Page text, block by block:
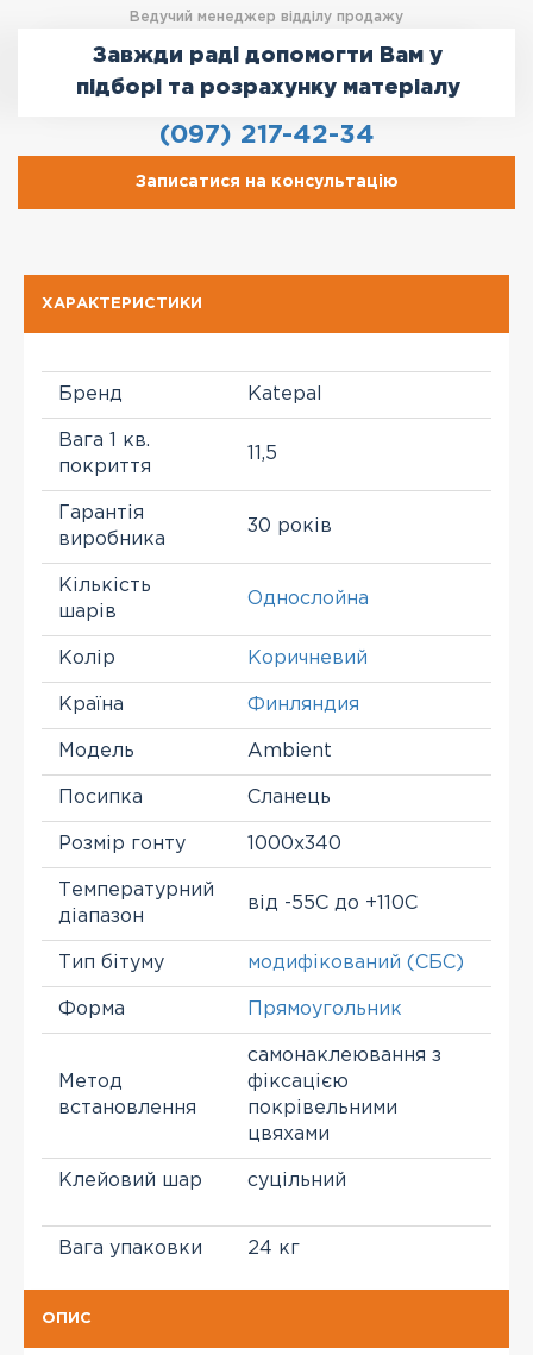
Ведучий менеджер відділу продажу
Завжди раді допомогти Вам у
підборі та розрахунку матеріалу
(097) 217-42-34
Записатися на консультацію
ХАРАКТЕРИСТИКИ
Бренд Katepal
Вага 1 кв.
покриття
11,5
Гарантія
виробника
30 років
Кількість
шарів
Однослойна
Колір Коричневий
Країна Финляндия
Модель Ambient
Посипка Сланець
Розмір гонту 1000х340
Температурний
діапазон
від -55С до +110С
Тип бітуму модифікований (СБС)
Форма Прямоугольник
Метод
встановлення
самонаклеювання з
фіксацією
покрівельними
цвяхами
Клейовий шар суцільний
Вага упаковки 24 кг
ОПИС